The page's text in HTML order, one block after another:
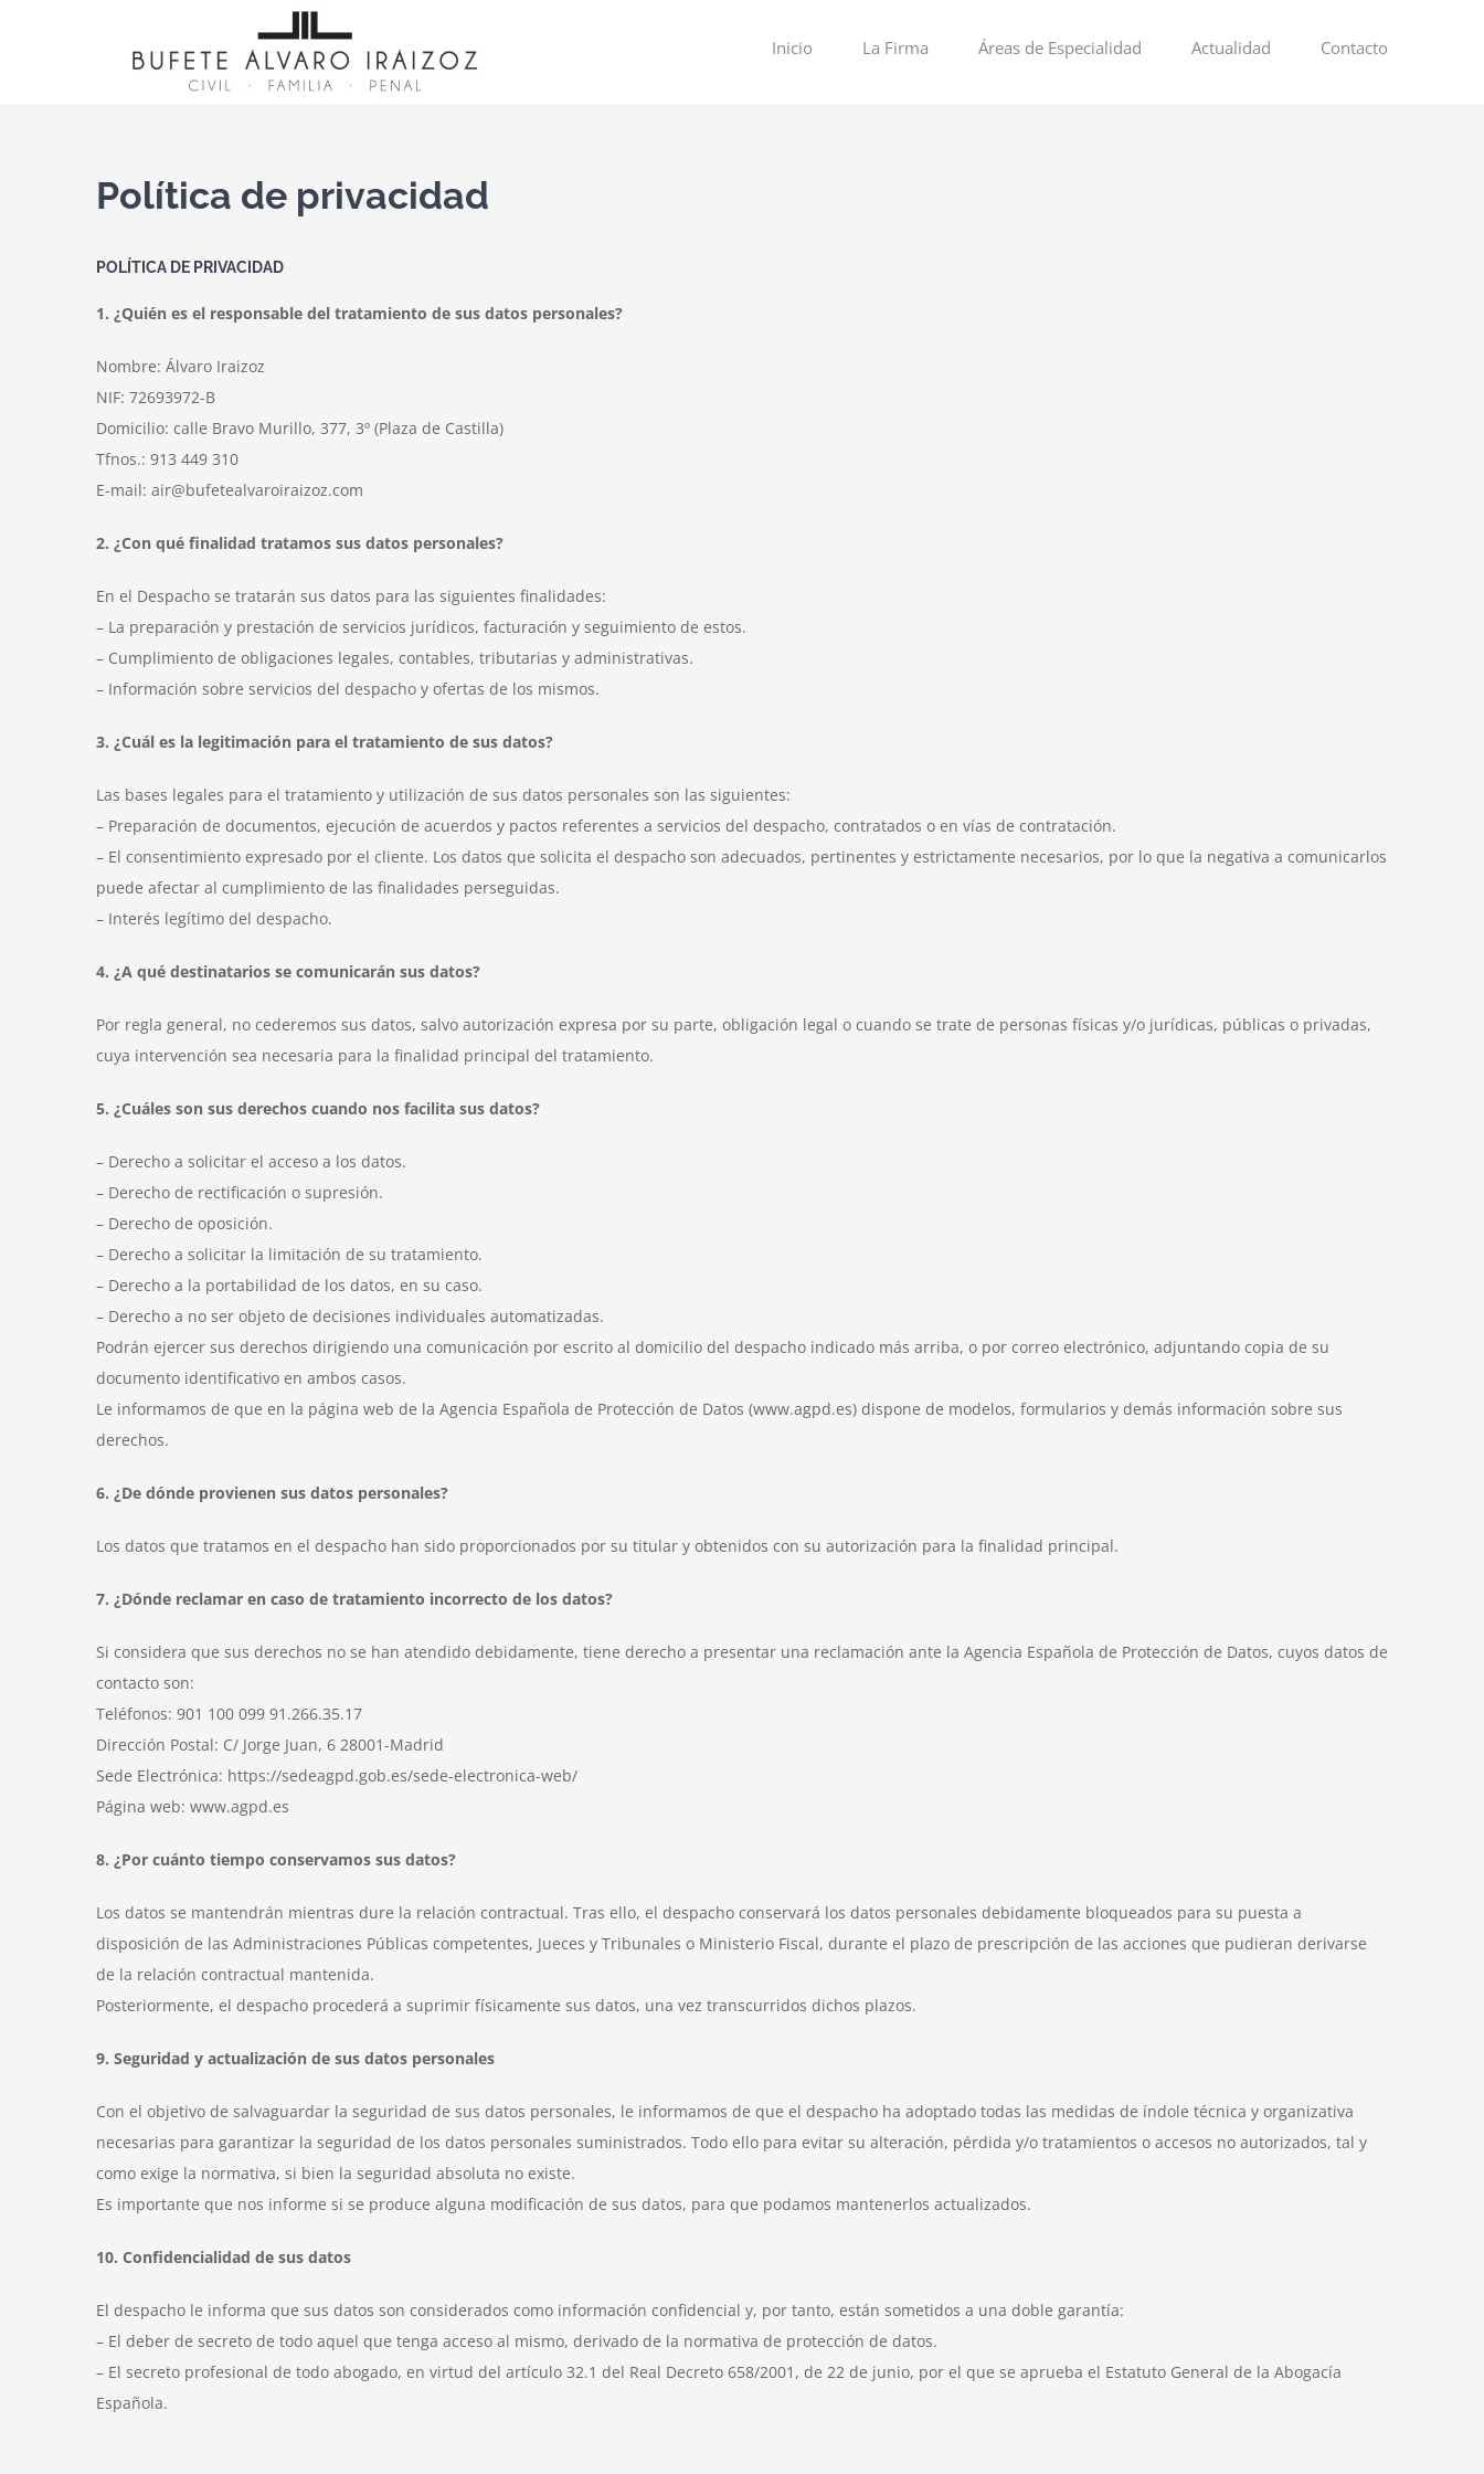
Inicio La Firma Áreas de Especialidad Actualidad Contacto
Política de privacidad
POLÍTICA DE PRIVACIDAD
1. ¿Quién es el responsable del tratamiento de sus datos personales?
Nombre: Álvaro Iraizoz
NIF: 72693972-B
Domicilio: calle Bravo Murillo, 377, 3º (Plaza de Castilla)
Tfnos.: 913 449 310
E-mail: air@bufetealvaroiraizoz.com
2. ¿Con qué finalidad tratamos sus datos personales?
En el Despacho se tratarán sus datos para las siguientes finalidades:
– La preparación y prestación de servicios jurídicos, facturación y seguimiento de estos.
– Cumplimiento de obligaciones legales, contables, tributarias y administrativas.
– Información sobre servicios del despacho y ofertas de los mismos.
3. ¿Cuál es la legitimación para el tratamiento de sus datos?
Las bases legales para el tratamiento y utilización de sus datos personales son las siguientes:
– Preparación de documentos, ejecución de acuerdos y pactos referentes a servicios del despacho, contratados o en vías de contratación.
– El consentimiento expresado por el cliente. Los datos que solicita el despacho son adecuados, pertinentes y estrictamente necesarios, por lo que la negativa a comunicarlos
puede afectar al cumplimiento de las finalidades perseguidas.
– Interés legítimo del despacho.
4. ¿A qué destinatarios se comunicarán sus datos?
Por regla general, no cederemos sus datos, salvo autorización expresa por su parte, obligación legal o cuando se trate de personas físicas y/o jurídicas, públicas o privadas,
cuya intervención sea necesaria para la finalidad principal del tratamiento.
5. ¿Cuáles son sus derechos cuando nos facilita sus datos?
– Derecho a solicitar el acceso a los datos.
– Derecho de rectificación o supresión.
– Derecho de oposición.
– Derecho a solicitar la limitación de su tratamiento.
– Derecho a la portabilidad de los datos, en su caso.
– Derecho a no ser objeto de decisiones individuales automatizadas.
Podrán ejercer sus derechos dirigiendo una comunicación por escrito al domicilio del despacho indicado más arriba, o por correo electrónico, adjuntando copia de su
documento identificativo en ambos casos.
Le informamos de que en la página web de la Agencia Española de Protección de Datos (www.agpd.es) dispone de modelos, formularios y demás información sobre sus
derechos.
6. ¿De dónde provienen sus datos personales?
Los datos que tratamos en el despacho han sido proporcionados por su titular y obtenidos con su autorización para la finalidad principal.
7. ¿Dónde reclamar en caso de tratamiento incorrecto de los datos?
Si considera que sus derechos no se han atendido debidamente, tiene derecho a presentar una reclamación ante la Agencia Española de Protección de Datos, cuyos datos de
contacto son:
Teléfonos: 901 100 099 91.266.35.17
Dirección Postal: C/ Jorge Juan, 6 28001-Madrid
Sede Electrónica: https://sedeagpd.gob.es/sede-electronica-web/
Página web: www.agpd.es
8. ¿Por cuánto tiempo conservamos sus datos?
Los datos se mantendrán mientras dure la relación contractual. Tras ello, el despacho conservará los datos personales debidamente bloqueados para su puesta a
disposición de las Administraciones Públicas competentes, Jueces y Tribunales o Ministerio Fiscal, durante el plazo de prescripción de las acciones que pudieran derivarse
de la relación contractual mantenida.
Posteriormente, el despacho procederá a suprimir físicamente sus datos, una vez transcurridos dichos plazos.
9. Seguridad y actualización de sus datos personales
Con el objetivo de salvaguardar la seguridad de sus datos personales, le informamos de que el despacho ha adoptado todas las medidas de índole técnica y organizativa
necesarias para garantizar la seguridad de los datos personales suministrados. Todo ello para evitar su alteración, pérdida y/o tratamientos o accesos no autorizados, tal y
como exige la normativa, si bien la seguridad absoluta no existe.
Es importante que nos informe si se produce alguna modificación de sus datos, para que podamos mantenerlos actualizados.
10. Confidencialidad de sus datos
El despacho le informa que sus datos son considerados como información confidencial y, por tanto, están sometidos a una doble garantía:
– El deber de secreto de todo aquel que tenga acceso al mismo, derivado de la normativa de protección de datos.
– El secreto profesional de todo abogado, en virtud del artículo 32.1 del Real Decreto 658/2001, de 22 de junio, por el que se aprueba el Estatuto General de la Abogacía
Española.